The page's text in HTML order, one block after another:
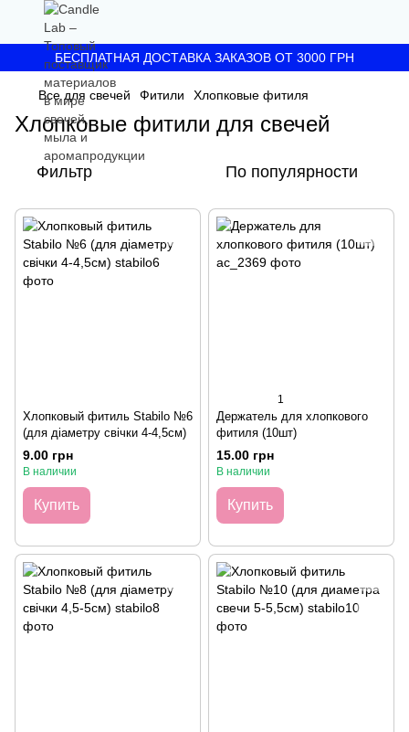
БЕСПЛАТНАЯ ДОСТАВКА ЗАКАЗОВ ОТ 3000 ГРН
Все для свечей Фитили Хлопковые фитиля
Хлопковые фитили для свечей
Фильтр По популярности
Хлопковый фитиль Stabilo №6
(для діаметру свічки 4-4,5см)
9.00 грн
В наличии
Купить
1
Держатель для хлопкового
фитиля (10шт)
15.00 грн
В наличии
Купить